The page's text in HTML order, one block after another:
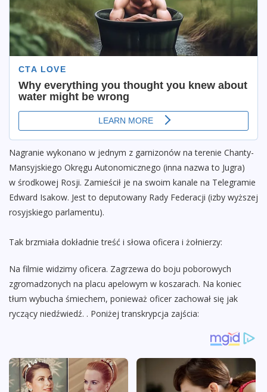
Nagranie wykonano w jednym z garnizonów na terenie Chanty-
Mansyjskiego Okręgu Autonomicznego (inna nazwa to Jugra)
w środkowej Rosji. Zamieścił je na swoim kanale na Telegramie
Edward Isakow. Jest to deputowany Rady Federacji (izby wyższej
rosyjskiego parlamentu).
Tak brzmiała dokładnie treść i słowa oficera i żołnierzy:
Na filmie widzimy oficera. Zagrzewa do boju poborowych
zgromadzonych na placu apelowym w koszarach. Na koniec
tłum wybucha śmiechem, ponieważ oficer zachował się jak
ryczący niedźwiedź. . Poniżej transkrypcja zajścia: